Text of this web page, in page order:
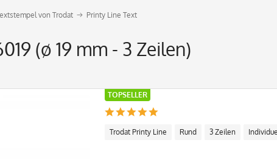
von Trodat Printy Line Text
(ø 19 mm - 3 Zeilen)
TOPSELLER
Trodat Printy Line Rund 3 Zeilen